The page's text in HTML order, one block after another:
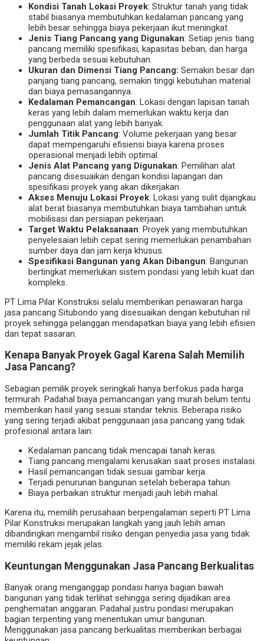
Kondisi Tanah Lokasi Proyek: Struktur tanah yang tidak
stabil biasanya membutuhkan kedalaman pancang yang
lebih besar sehingga biaya pekerjaan ikut meningkat.
Jenis Tiang Pancang yang Digunakan: Setiap jenis tiang
pancang memiliki spesifikasi, kapasitas beban, dan harga
yang berbeda sesuai kebutuhan.
Ukuran dan Dimensi Tiang Pancang: Semakin besar dan
panjang tiang pancang, semakin tinggi kebutuhan material
dan biaya pemasangannya.
Kedalaman Pemancangan: Lokasi dengan lapisan tanah
keras yang lebih dalam memerlukan waktu kerja dan
penggunaan alat yang lebih banyak.
Jumlah Titik Pancang: Volume pekerjaan yang besar
dapat mempengaruhi efisiensi biaya karena proses
operasional menjadi lebih optimal.
Jenis Alat Pancang yang Digunakan: Pemilihan alat
pancang disesuaikan dengan kondisi lapangan dan
spesifikasi proyek yang akan dikerjakan.
Akses Menuju Lokasi Proyek: Lokasi yang sulit dijangkau
alat berat biasanya membutuhkan biaya tambahan untuk
mobilisasi dan persiapan pekerjaan.
Target Waktu Pelaksanaan: Proyek yang membutuhkan
penyelesaian lebih cepat sering memerlukan penambahan
sumber daya dan jam kerja khusus.
Spesifikasi Bangunan yang Akan Dibangun: Bangunan
bertingkat memerlukan sistem pondasi yang lebih kuat dan
kompleks.
PT Lima Pilar Konstruksi selalu memberikan penawaran harga
jasa pancang Situbondo yang disesuaikan dengan kebutuhan riil
proyek sehingga pelanggan mendapatkan biaya yang lebih efisien
dan tepat sasaran.
Kenapa Banyak Proyek Gagal Karena Salah Memilih
Jasa Pancang?
Sebagian pemilik proyek seringkali hanya berfokus pada harga
termurah. Padahal biaya pemancangan yang murah belum tentu
memberikan hasil yang sesuai standar teknis. Beberapa risiko
yang sering terjadi akibat penggunaan jasa pancang yang tidak
profesional antara lain:
Kedalaman pancang tidak mencapai tanah keras.
Tiang pancang mengalami kerusakan saat proses instalasi.
Hasil pemancangan tidak sesuai gambar kerja.
Terjadi penurunan bangunan setelah beberapa tahun.
Biaya perbaikan struktur menjadi jauh lebih mahal.
Karena itu, memilih perusahaan berpengalaman seperti PT Lima
Pilar Konstruksi merupakan langkah yang jauh lebih aman
dibandingkan mengambil risiko dengan penyedia jasa yang tidak
memiliki rekam jejak jelas.
Keuntungan Menggunakan Jasa Pancang Berkualitas
Banyak orang menganggap pondasi hanya bagian bawah
bangunan yang tidak terlihat sehingga sering dijadikan area
penghematan anggaran. Padahal justru pondasi merupakan
bagian terpenting yang menentukan umur bangunan.
Menggunakan jasa pancang berkualitas memberikan berbagai